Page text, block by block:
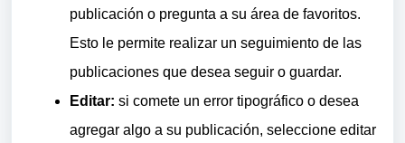
publicación o pregunta a su área de favoritos.
Esto le permite realizar un seguimiento de las
publicaciones que desea seguir o guardar.
Editar: si comete un error tipográfico o desea
agregar algo a su publicación, seleccione editar